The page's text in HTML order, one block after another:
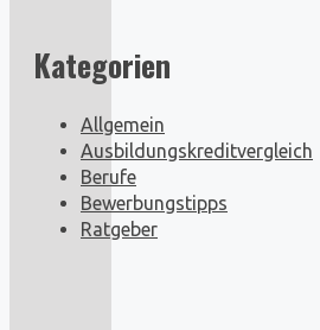
Kategorien
Allgemein
Ausbildungskreditvergleich
Berufe
Bewerbungstipps
Ratgeber